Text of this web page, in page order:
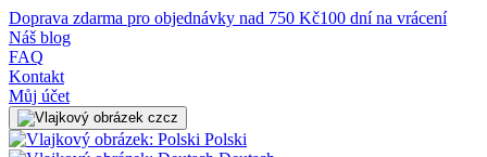
Doprava zdarma pro objednávky nad 750 Kč100 dní na vrácení
Náš blog
FAQ
Kontakt
Můj účet
cz
Polski